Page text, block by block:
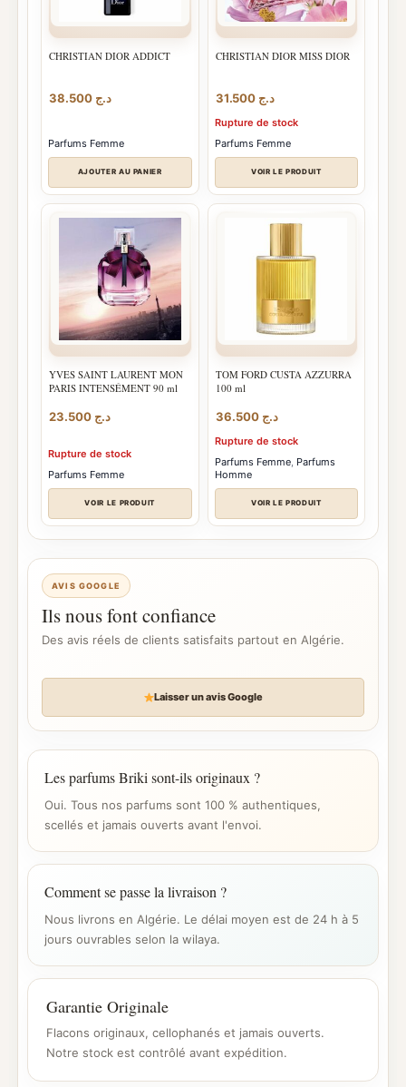
CHRISTIAN DIOR ADDICT
د.ج
Parfums Femme
AJOUTER AU PANIER
CHRISTIAN DIOR MISS DIOR
د.ج 31.500
Rupture de stock
Parfums Femme
VOIR LE PRODUIT
YVES SAINT LAURENT MON
PARIS INTENSÉMENT 90 ml
د.ج
Rupture de stock
Parfums Femme
VOIR LE PRODUIT
TOM FORD CUSTA AZZURRA
100 ml
د.ج 36.500
Rupture de stock
Parfums Femme, Parfums
Homme
VOIR LE PRODUIT
AVIS GOOGLE
Ils nous font confiance
Des avis réels de clients satisfaits partout en Algérie.
Laisser un avis Google
Les parfums Briki sont-ils originaux ?
Oui. Tous nos parfums sont 100 % authentiques,
scellés et jamais ouverts avant l'envoi.
Comment se passe la livraison ?
Nous livrons en Algérie. Le délai moyen est de 24 h à 5
jours ouvrables selon la wilaya.
Garantie Originale
Flacons originaux, cellophanés et jamais ouverts.
Notre stock est contrôlé avant expédition.